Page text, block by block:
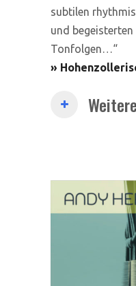
subtilen
und
Tonfolgen…“
»